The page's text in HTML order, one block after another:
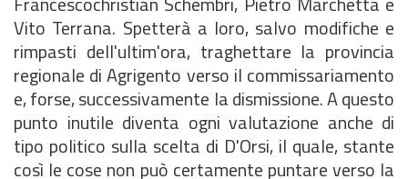
Vito Terrana. Spetterà a loro, salvo modifiche e
rimpasti dell'ultim'ora, traghettare la provincia
regionale di Agrigento verso il commissariamento
e, forse, successivamente la dismissione. A questo
punto inutile diventa ogni valutazione anche di
tipo politico sulla scelta di D'Orsi, il quale, stante
così le cose non può certamente puntare verso la